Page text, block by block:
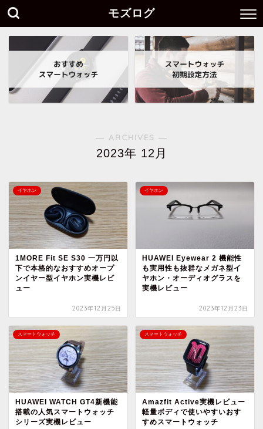
モズログ
― ARCHIVES ―
2023年 12月
イヤホン
1MORE Fit SE S30 一万円以
下で本格的なおすすめオープ
ンイヤー型イヤホン実機レビ
ュー
2023年12月25日
イヤホン
HUAWEI Eyewear 2 機能性
も実用性も抜群なメガネ型イ
ヤホン・オーディオグラスを
実機レビュー
2023年12月23日
スマートウォッチ
HUAWEI WATCH GT4新機能
搭載の人気スマートウォッチ
シリーズ実機レビュー
スマートウォッチ
Amazfit Active実機レビュー
軽量ボディで使いやすいおす
すめスマートウォッチ